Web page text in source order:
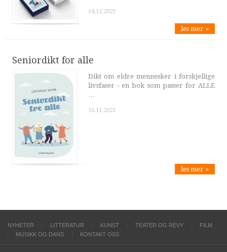
14.12.2021
les mer »
Seniordikt for alle
Dikt om eldre mennesker i forskjellige
livsfaser - en bok som passer for ALLE
…
16.11.2021
les mer »
NYHETER LITTERATUR KUNST TEATER OG REVY
FILM
MUSIKK OG DANS
KONTAKT OSS